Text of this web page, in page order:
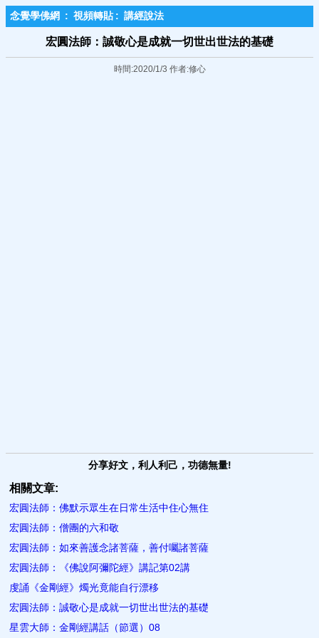
念覺學佛網 : 視頻轉貼 : 講經說法
宏圓法師：誠敬心是成就一切世出世法的基礎
時間:2020/1/3 作者:修心
分享好文，利人利己，功德無量!
相關文章:
宏圓法師：佛默示眾生在日常生活中住心無住
宏圓法師：僧團的六和敬
宏圓法師：如來善護念諸菩薩，善付囑諸菩薩
宏圓法師：《佛說阿彌陀經》講記第02講
虔誦《金剛經》燭光竟能自行漂移
宏圓法師：誠敬心是成就一切世出世法的基礎
星雲大師：金剛經講話（節選）08